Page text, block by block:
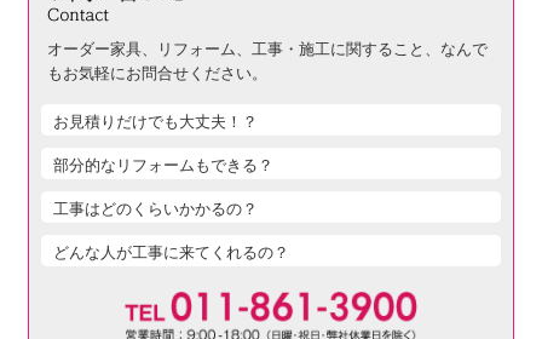
オーダー家具、リフォーム、工事・施工に関すること、 なんで
もお気軽にお問合せください。
お見積りだけでも大丈夫！？
部分的なリフォームもできる？
工事はどのくらいかかるの？
どんな人が工事に来てくれるの？